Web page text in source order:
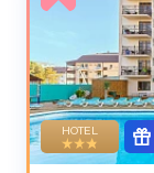
HOTEL